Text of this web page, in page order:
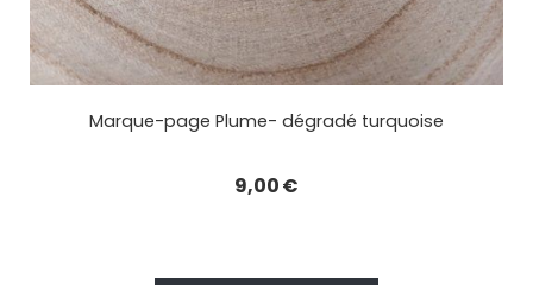
Marque-page Plume- dégradé turquoise
9,00€